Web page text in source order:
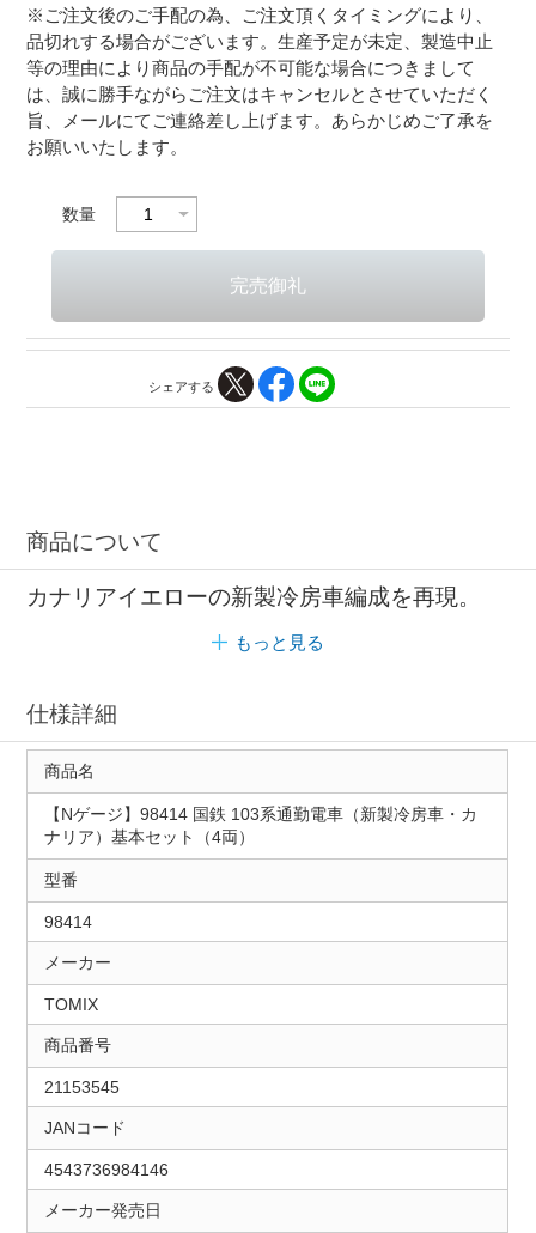
※ご注文後のご手配の為、ご注文頂くタイミングにより、
品切れする場合がございます。生産予定が未定、製造中止
等の理由により商品の手配が不可能な場合につきまして
は、誠に勝手ながらご注文はキャンセルとさせていただく
旨、メールにてご連絡差し上げます。あらかじめご了承を
お願いいたします。
数量
シェアする
商品について
カナリアイエローの新製冷房車編成を再現。
もっと見る
仕様詳細
商品名
【Nゲージ】98414 国鉄 103系通勤電車（新製冷房車・カ
ナリア）基本セット（4両）
型番
98414
メーカー
TOMIX
商品番号
21153545
JANコード
4543736984146
メーカー発売日